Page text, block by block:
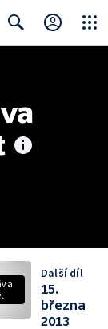
Další díl
15.
března
2013